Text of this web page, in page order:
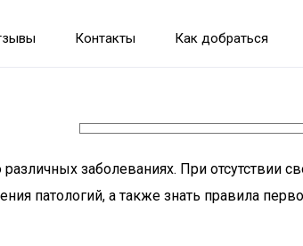
Контакты Как добраться
заболеваниях. При отсутствии
патологий, а также знать правила